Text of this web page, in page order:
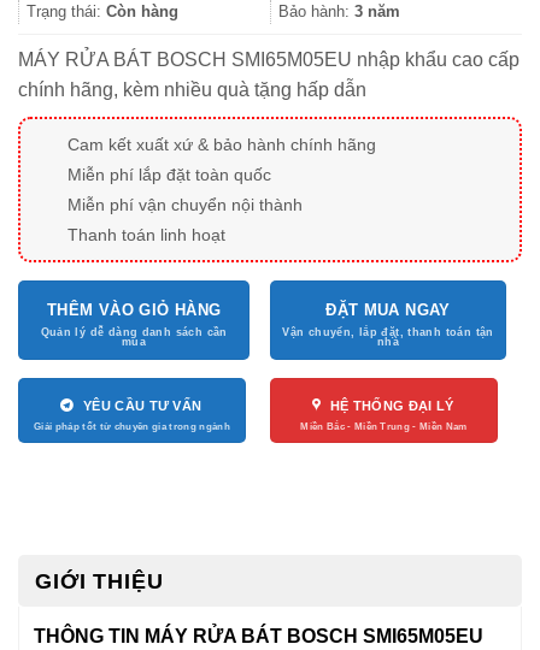
Trạng thái: Còn hàng Bảo hành: 3 năm
MÁY RỬA BÁT BOSCH SMI65M05EU nhập khẩu cao cấp
chính hãng, kèm nhiều quà tặng hấp dẫn
Cam kết xuất xứ & bảo hành chính hãng
Miễn phí lắp đặt toàn quốc
Miễn phí vận chuyển nội thành
Thanh toán linh hoạt
THÊM VÀO GIỎ HÀNG ĐẶT MUA NGAY
YÊU CẦU TƯ VẤN HỆ THỐNG ĐẠI LÝ
GIỚI THIỆU
THÔNG TIN MÁY RỬA BÁT BOSCH SMI65M05EU